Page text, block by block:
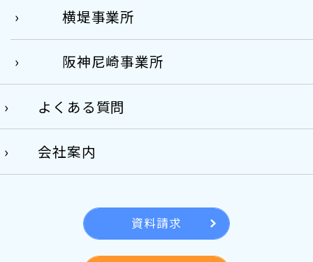
横堤事業所
阪神尼崎事業所
よくある質問
会社案内
資料請求